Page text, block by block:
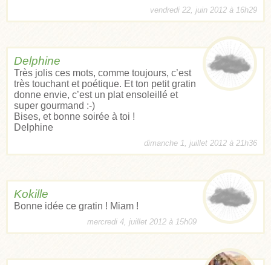
vendredi 22, juin 2012 à 16h29
Delphine
Très jolis ces mots, comme toujours, c’est
très touchant et poétique. Et ton petit gratin
donne envie, c’est un plat ensoleillé et
super gourmand :-)
Bises, et bonne soirée à toi !
Delphine
dimanche 1, juillet 2012 à 21h36
Kokille
Bonne idée ce gratin ! Miam !
mercredi 4, juillet 2012 à 15h09